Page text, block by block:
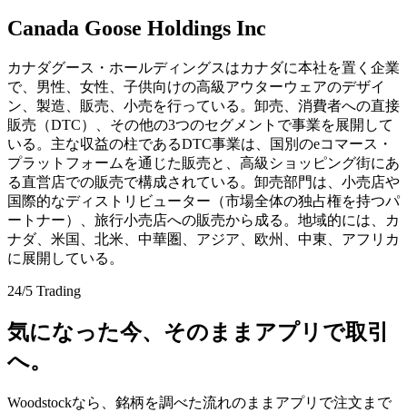
Canada Goose Holdings Inc
カナダグース・ホールディングスはカナダに本社を置く企業
で、男性、女性、子供向けの高級アウターウェアのデザイ
ン、製造、販売、小売を行っている。卸売、消費者への直接
販売（DTC）、その他の3つのセグメントで事業を展開して
いる。主な収益の柱であるDTC事業は、国別のeコマース・
プラットフォームを通じた販売と、高級ショッピング街にあ
る直営店での販売で構成されている。卸売部門は、小売店や
国際的なディストリビューター（市場全体の独占権を持つパ
ートナー）、旅行小売店への販売から成る。地域的には、カ
ナダ、米国、北米、中華圏、アジア、欧州、中東、アフリカ
に展開している。
24/5 Trading
気になった今、そのままアプリで取引
へ。
Woodstockなら、銘柄を調べた流れのままアプリで注文まで